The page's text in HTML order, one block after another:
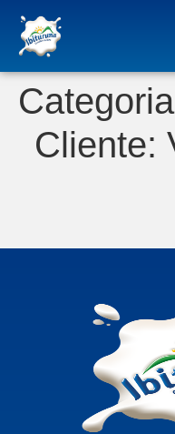
Cliente: